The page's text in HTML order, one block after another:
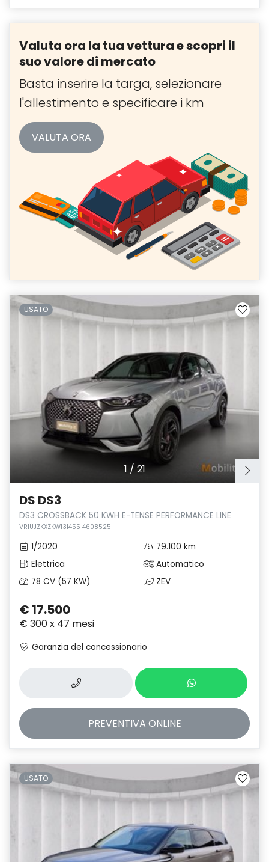
Valuta ora la tua vettura e scopri il
suo valore di mercato
Basta inserire la targa, selezionare
l'allestimento e specificare i km
VALUTA ORA
1 / 21
USATO
DS DS3
DS3 CROSSBACK 50 KWH E-TENSE PERFORMANCE LINE
VR1UJZKXZKW131455 4608525
1/2020
79.100 km
Elettrica
Automatico
78 CV (57 KW)
ZEV
€ 17.500
€ 300 x 47 mesi
Garanzia del concessionario
PREVENTIVA ONLINE
USATO